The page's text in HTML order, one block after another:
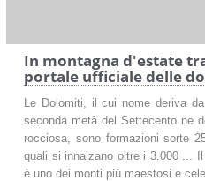
In montagna d'estate
portale ufficiale delle
Le Dolomiti, il cui nome deriva
seconda metà del Settecento ne
rocciosa, sono formazioni sorte
quali si innalzano oltre i 3.000 ...
è uno dei monti più maestosi e